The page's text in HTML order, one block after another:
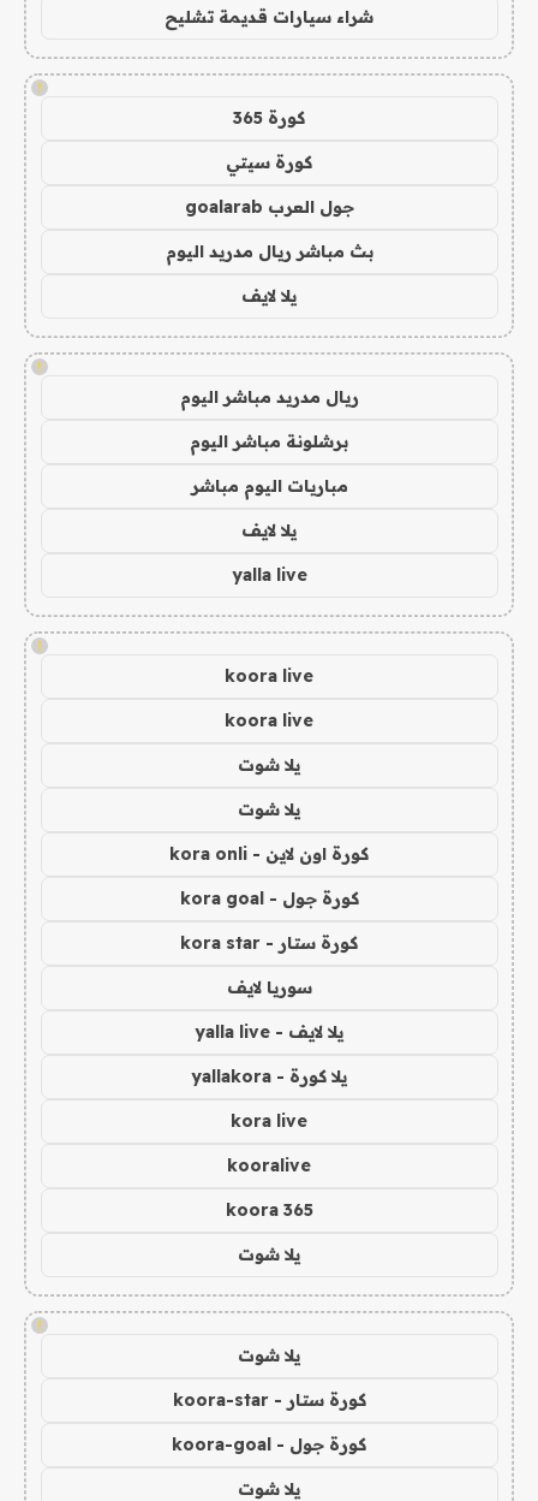
شراء سيارات قديمة تشليح
!
كورة 365
كورة سيتي
جول العرب goalarab
بث مباشر ريال مدريد اليوم
يلا لايف
!
ريال مدريد مباشر اليوم
برشلونة مباشر اليوم
مباريات اليوم مباشر
يلا لايف
yalla live
!
koora live
koora live
يلا شوت
يلا شوت
كورة اون لاين - kora onli
كورة جول - kora goal
كورة ستار - kora star
سوريا لايف
يلا لايف - yalla live
يلا كورة - yallakora
kora live
kooralive
koora 365
يلا شوت
!
يلا شوت
كورة ستار - koora-star
كورة جول - koora-goal
يلا شوت